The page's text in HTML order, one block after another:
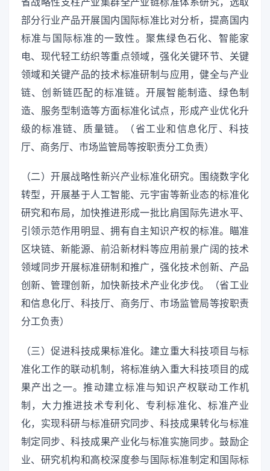
部分行业产品开展国内国际标准比对分析，提高国内
标准与国际标准的一致性。聚焦绿色石化、智能家
电、现代轻工纺织等重点领域，强化关键环节、关键
领域和关键产品的技术标准研制与应用，健全与产业
链、创新链匹配的标准链。开展智能制造、绿色制
造、服务型制造等方面标准化试点，形成产业优化升
级的标准链、质量链。（省工业和信息化厅、科技
厅、商务厅、市场监管局等按职责分工负责）
（二）开展战略性新兴产业标准化研究。围绕数字化
转型，开展基于人工智能、元宇宙等新业态的标准化
研究和布局，加快推进形成一批比肩国际先进水平、
引领示范作用明显、拥有自主知识产权的标准。瞄准
区块链、新能源、前沿新材料等应用前景广阔的技术
领域同步开展标准研制和推广，强化技术创新、产品
创新、管理创新，加快新技术产业化步伐。（省工业
和信息化厅、科技厅、商务厅、市场监管局等按职责
分工负责）
（三）促进科技成果标准化。建立重大科技项目与标
准化工作的联动机制，将标准纳入重大科技项目的成
果产出之一。推动建立标准与知识产权联动工作机
制，大力推进技术专利化、专利标准化、标准产业
化，实现科研与标准研究同步、科技成果转化与标准
制定同步、科技成果产业化与标准实施同步。鼓励企
业、研究机构和高校深度参与国际标准制定和国际标